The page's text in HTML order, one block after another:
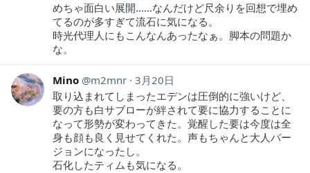
めちゃ面白い展開……なんだけど尺余りを回想で埋め
てるのが多すぎて流石に気になる。
時光代理人にもこんなんあったなぁ。脚本の問題か
な。
Mino m2mnr 3月20日
取り込まれてしまったエデンは圧倒的に強いけど、
要の方も白サブローが絆されて要に協力することに
なって形勢が変わってきた。覚醒した要は今度は全
身も顔も良く見せてくれた。声もちゃんと大人バー
ジョンになったし。
石化したティムも気になる。